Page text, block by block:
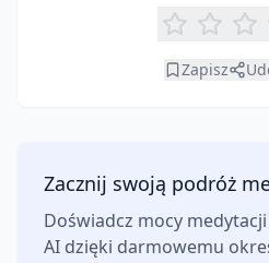
Zapisz
Zacznij swoją podróż
Doświadcz mocy
AI dzięki darmowemu